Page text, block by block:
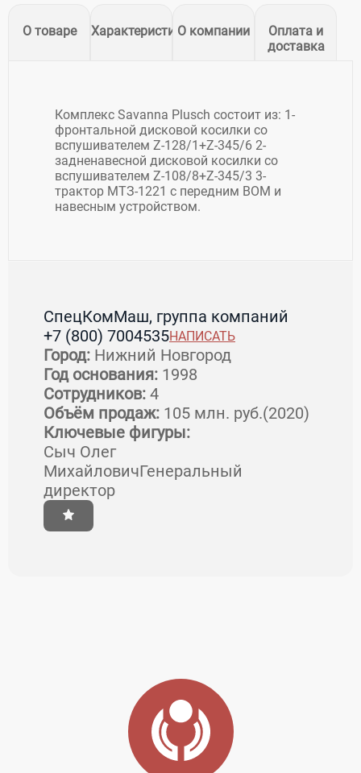
О товаре ХарактеристикиО компании
Оплата и
доставка
Комплекс Savanna Plusch состоит из: 1-
фронтальной дисковой косилки со
вспушивателем Z-128/1+Z-345/6 2-
задненавесной дисковой косилки со
вспушивателем Z-108/8+Z-345/3 3-
трактор МТЗ-1221 с передним ВОМ и
навесным устройством.
СпецКомМаш, группа компаний
+7 (800) 7004535НАПИСАТЬ
Город: Нижний Новгород
Год основания: 1998
Сотрудников: 4
Объём продаж: 105 млн. руб.(2020)
Ключевые фигуры:
Сыч Олег
МихайловичГенеральный
директор